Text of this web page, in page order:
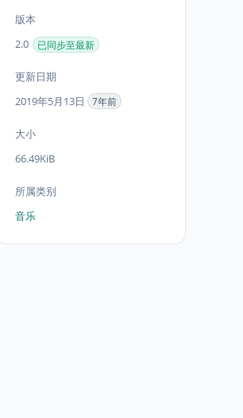
版本
2.0
已同步至最新
更新日期
2019年5月13日
7年前
大小
66.49KiB
所属类别
音乐